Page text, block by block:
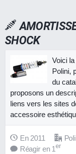
SHOCK
Voici
Polini,
du
proposons un
liens vers les sites
accessoire
En 2011
Réagir en 1er